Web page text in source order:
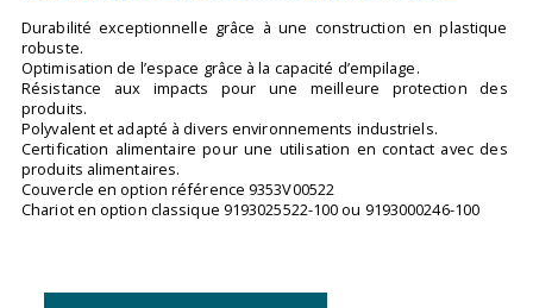
Durabilité exceptionnelle grâce à une construction en plastique
robuste.
Optimisation de l’espace grâce à la capacité d’empilage.
Résistance aux impacts pour une meilleure protection des
produits.
Polyvalent et adapté à divers environnements industriels.
Certification alimentaire pour une utilisation en contact avec des
produits alimentaires.
Couvercle en option référence 9353V00522
Chariot en option classique 9193025522-100 ou 9193000246-100